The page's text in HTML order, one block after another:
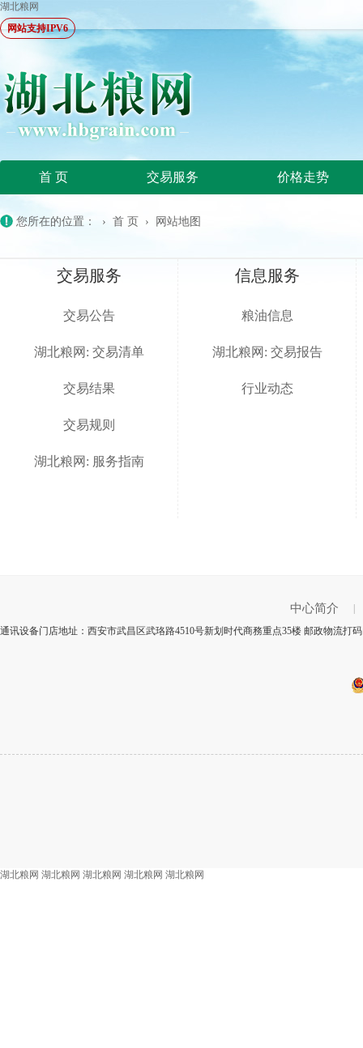
湖北粮网
网站支持IPV6
首 页 交易服务 价格走势
您所在的位置： › 首 页 › 网站地图
交易服务
交易公告
湖北粮网: 交易清单
交易结果
交易规则
湖北粮网: 服务指南
信息服务
粮油信息
湖北粮网: 交易报告
行业动态
中心简介
通讯设备门店地址：西安市武昌区武珞路4510号新划时代商務重点35楼 邮政物流打
湖北粮网 湖北粮网 湖北粮网 湖北粮网 湖北粮网